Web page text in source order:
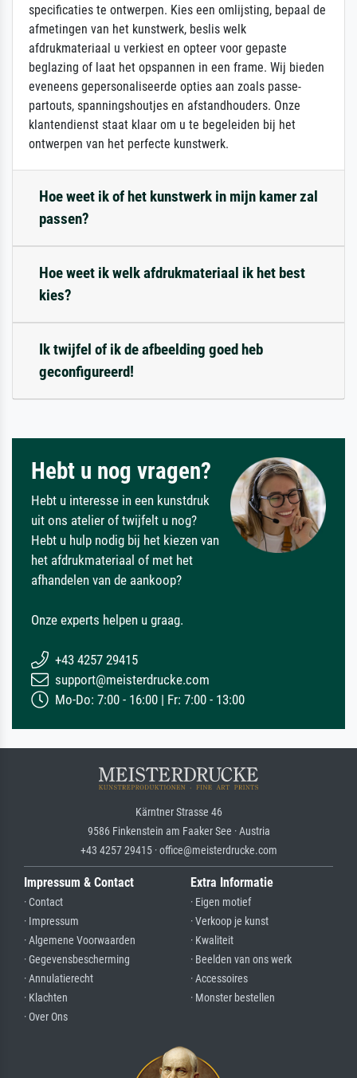
specificaties te ontwerpen. Kies een omlijsting, bepaal de
afmetingen van het kunstwerk, beslis welk
afdrukmateriaal u verkiest en opteer voor gepaste
beglazing of laat het opspannen in een frame. Wij bieden
eveneens gepersonaliseerde opties aan zoals passe-
partouts, spanningshoutjes en afstandhouders. Onze
klantendienst staat klaar om u te begeleiden bij het
ontwerpen van het perfecte kunstwerk.
Hoe weet ik of het kunstwerk in mijn kamer zal
passen?
Hoe weet ik welk afdrukmateriaal ik het best
kies?
Ik twijfel of ik de afbeelding goed heb
geconfigureerd!
Hebt u nog vragen?
Hebt u interesse in een kunstdruk
uit ons atelier of twijfelt u nog?
Hebt u hulp nodig bij het kiezen van
het afdrukmateriaal of met het
afhandelen van de aankoop?
Onze experts helpen u graag.
+43 4257 29415
support@meisterdrucke.com
Mo-Do: 7:00 - 16:00 | Fr: 7:00 - 13:00
Kärntner Strasse 46
9586 Finkenstein am Faaker See · Austria
+43 4257 29415 · office@meisterdrucke.com
Impressum & Contact
· Contact
· Impressum
· Algemene Voorwaarden
· Gegevensbescherming
· Annulatierecht
· Klachten
· Over Ons
Extra Informatie
· Eigen motief
· Verkoop je kunst
· Kwaliteit
· Beelden van ons werk
· Accessoires
· Monster bestellen